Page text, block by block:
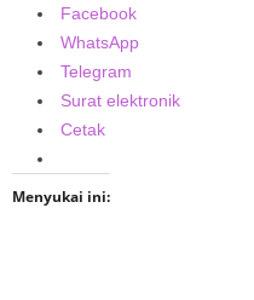
Facebook
WhatsApp
Telegram
Surat elektronik
Cetak
Menyukai ini: